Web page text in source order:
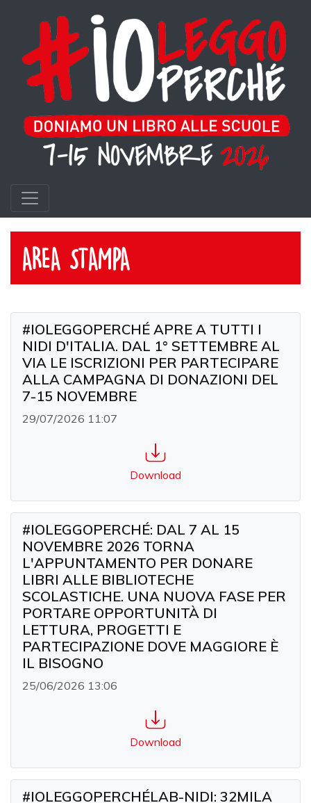
AREA STAMPA
#IOLEGGOPERCHÉ APRE A TUTTI I
NIDI D'ITALIA. DAL 1° SETTEMBRE AL
VIA LE ISCRIZIONI PER PARTECIPARE
ALLA CAMPAGNA DI DONAZIONI DEL
7-15 NOVEMBRE
29/07/2026 11:07
Download
#IOLEGGOPERCHÉ: DAL 7 AL 15
NOVEMBRE 2026 TORNA
L'APPUNTAMENTO PER DONARE
LIBRI ALLE BIBLIOTECHE
SCOLASTICHE. UNA NUOVA FASE PER
PORTARE OPPORTUNITÀ DI
LETTURA, PROGETTI E
PARTECIPAZIONE DOVE MAGGIORE È
IL BISOGNO
25/06/2026 13:06
Download
#IOLEGGOPERCHÉLAB-NIDI: 32MILA